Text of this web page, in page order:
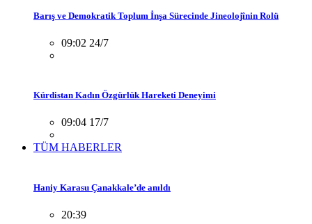
Barış ve Demokratik Toplum İnşa Sürecinde Jineolojînin Rolü
09:02 24/7
Kürdistan Kadın Özgürlük Hareketi Deneyimi
09:04 17/7
TÜM HABERLER
Haniy Karasu Çanakkale’de anıldı
20:39